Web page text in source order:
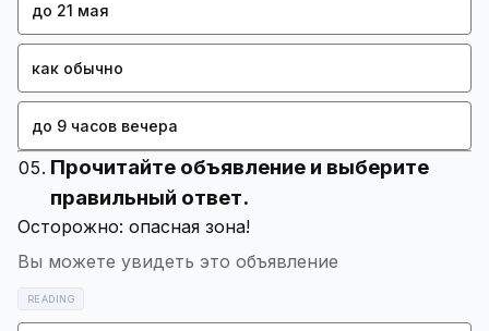
до 21 мая
как обычно
до 9 часов вечера
Прочитайте объявление и выберите
правильный ответ.
Вы можете увидеть это объявление
READING